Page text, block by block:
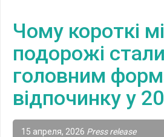
Чому короткі
подорожі стали
головним
відпочинку у
15 апреля, 2026 Press release